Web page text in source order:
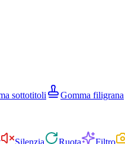
sottotitoli Gomma filigrana
Silenzia Ruota Filtro